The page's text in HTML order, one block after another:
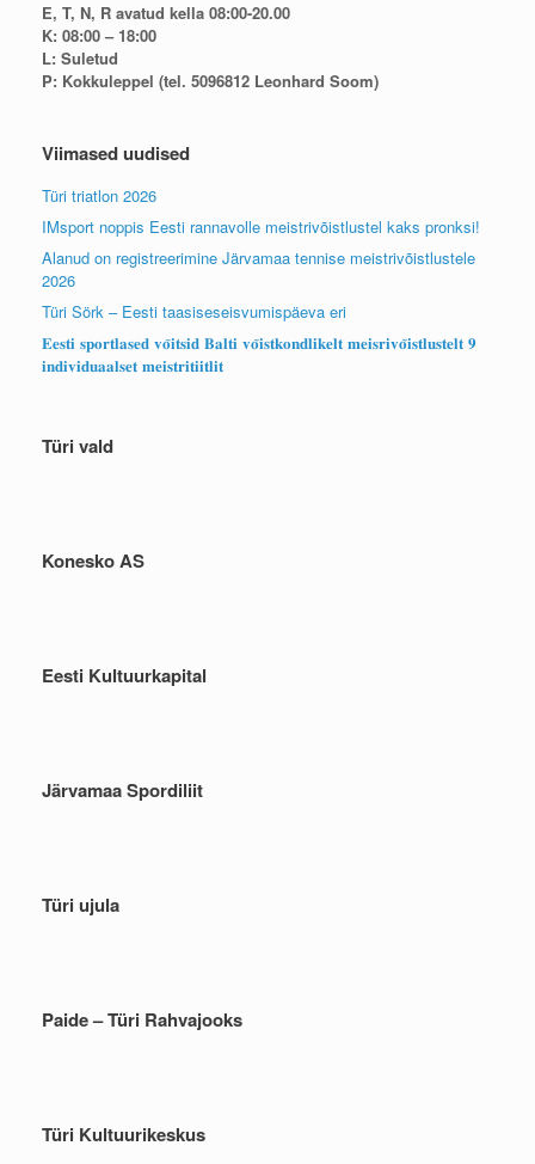
E, T, N, R avatud kella 08:00-20.00
K: 08:00 – 18:00
L: Suletud
P: Kokkuleppel (tel. 5096812 Leonhard Soom)
Viimased uudised
Türi triatlon 2026
IMsport noppis Eesti rannavolle meistrivõistlustel kaks pronksi!
Alanud on registreerimine Järvamaa tennise meistrivõistlustele
2026
Türi Sörk – Eesti taasiseseisvumispäeva eri
𝐄𝐞𝐬𝐭𝐢 𝐬𝐩𝐨𝐫𝐭𝐥𝐚𝐬𝐞𝐝 𝐯𝐨̃𝐢𝐭𝐬𝐢𝐝 𝐁𝐚𝐥𝐭𝐢 𝐯𝐨̃𝐢𝐬𝐭𝐤𝐨𝐧𝐝𝐥𝐢𝐤𝐞𝐥𝐭 𝐦𝐞𝐢𝐬𝐫𝐢𝐯𝐨̃𝐢𝐬𝐭𝐥𝐮𝐬𝐭𝐞𝐥𝐭 𝟗
𝐢𝐧𝐝𝐢𝐯𝐢𝐝𝐮𝐚𝐚𝐥𝐬𝐞𝐭 𝐦𝐞𝐢𝐬𝐭𝐫𝐢𝐭𝐢𝐢𝐭𝐥𝐢𝐭
Türi vald
Konesko AS
Eesti Kultuurkapital
Järvamaa Spordiliit
Türi ujula
Paide – Türi Rahvajooks
Türi Kultuurikeskus